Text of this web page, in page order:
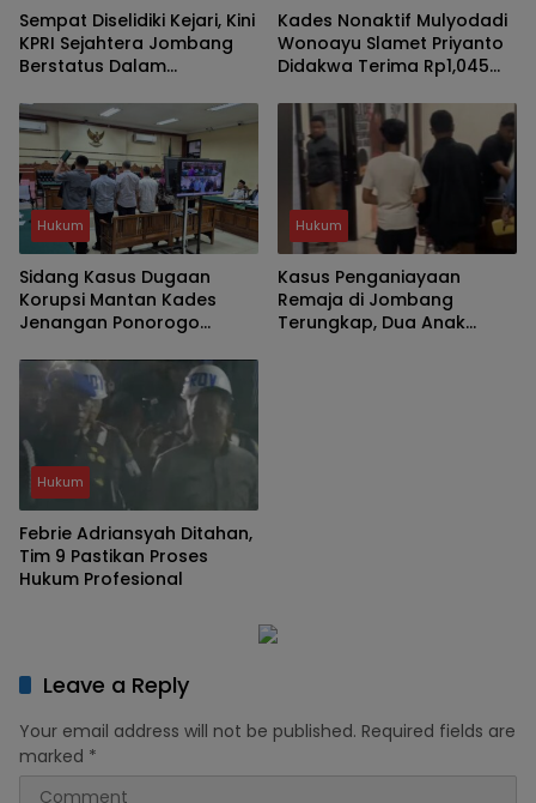
Sempat Diselidiki Kejari, Kini
KPRI Sejahtera Jombang
Berstatus Dalam
Kades Nonaktif Mulyodadi
Wonoayu Slamet Priyanto
Didakwa Terima Rp1,045
Eks Gogol
Hukum
Sidang Kasus Dugaan
Korupsi Mantan Kades
Jenangan Ponorogo
TKD Tanpa Musyawarah
Hukum
Kasus Penganiayaan
Remaja di Jombang
Terungkap, Dua Anak
Hukum
Febrie Adriansyah Ditahan,
Tim 9 Pastikan Proses
Hukum Profesional
Leave a Reply
Your email address will not be published. Required fields are
marked *